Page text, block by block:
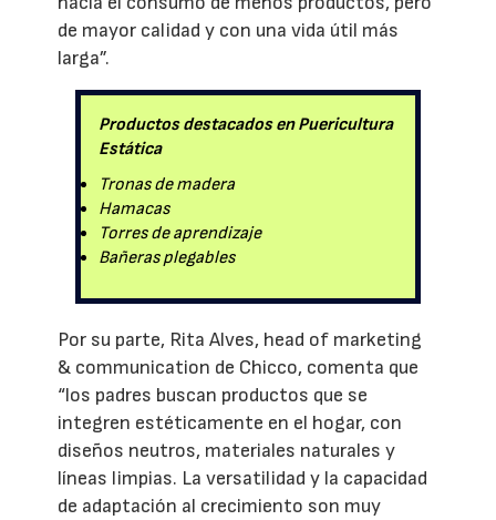
de mayor calidad y con una vida útil más
larga”.
Productos destacados en Puericultura
Estática
Tronas de madera
Hamacas
Torres de aprendizaje
Bañeras plegables
Por su parte, Rita Alves, head of marketing
& communication de Chicco, comenta que
“los padres buscan productos que se
integren estéticamente en el hogar, con
diseños neutros, materiales naturales y
líneas limpias. La versatilidad y la capacidad
de adaptación al crecimiento son muy